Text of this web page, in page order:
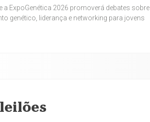
a ExpoGenética 2026 promoverá debates sobre
genético, liderança e networking para jovens